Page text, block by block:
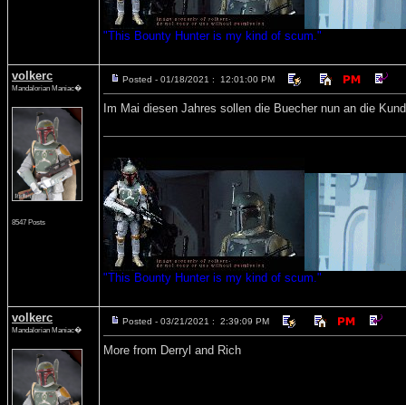
"This Bounty Hunter is my kind of scum."
volkerc
Mandalorian Maniac�
8547 Posts
Posted - 01/18/2021 : 12:01:00 PM
Im Mai diesen Jahres sollen die Buecher nun an die
"This Bounty Hunter is my kind of scum."
volkerc
Mandalorian Maniac�
Posted - 03/21/2021 : 2:39:09 PM
More from Derryl and Rich